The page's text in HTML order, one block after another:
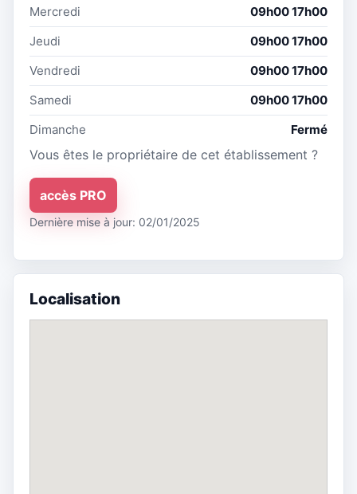
Mercredi
09h00 17h00
Jeudi
09h00 17h00
Vendredi
09h00 17h00
Samedi
09h00 17h00
Dimanche
Fermé
Vous êtes le propriétaire de cet établissement ?
accès PRO
Dernière mise à jour: 02/01/2025
Localisation